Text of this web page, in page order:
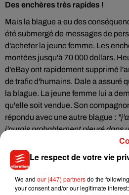
Des enchères très rapides !
Mais la blague a eu des
été submergé de messages de
d'acheter la jeune femme. Les
montées jusqu'à 70 000 dollars.
d'eBay ont rapidement supprimé
de trafic d'humains. Dale a assuré
la blague. La jeune femme lui a
qu'elle soit vendue. Son
répondu avec une autre blague :
j'aurais probablement pleuré dans
Musique
Le respect de votre vie
We and our (447) partnersdo the
your consent and/or our legitimate